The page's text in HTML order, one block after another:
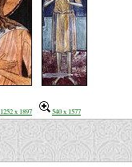
1252 x 1897 540 x 1577